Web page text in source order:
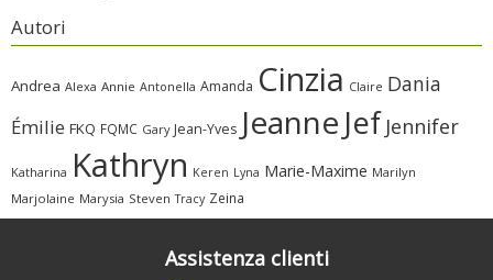
Autori
Andrea Alexa Annie Antonella Amanda Cinzia Claire Dania
Émilie FKQ FQMC Gary Jean-Yves Jeanne Jef Jennifer
Katharina Kathryn Keren Lyna Marie-Maxime Marilyn
Marjolaine Marysia Steven Tracy Zeina
Assistenza clienti